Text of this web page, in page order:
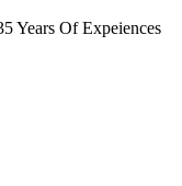
Years Of Expeiences